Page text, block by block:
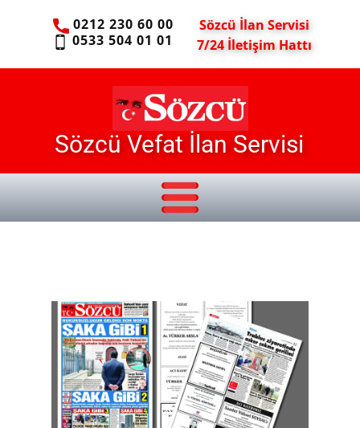
0212 230 60 00
0533 504 01 01
Sözcü İlan Servisi
7/24 İletişim Hattı
Sözcü Vefat İlan Servisi